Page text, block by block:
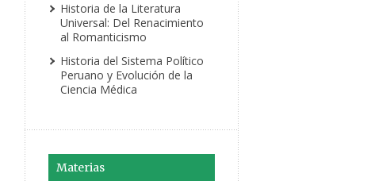
Historia de la Literatura
Universal: Del Renacimiento
al Romanticismo
Historia del Sistema Político
Peruano y Evolución de la
Ciencia Médica
Materias